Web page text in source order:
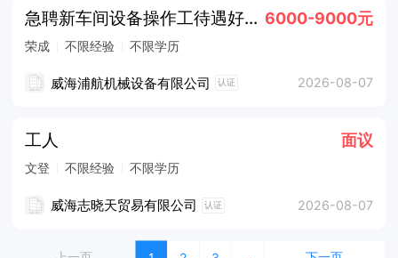
急聘新车间设备操作工待遇好五险一金提供食宿 6000-9000元
荣成 不限经验 不限学历
威海浦航机械设备有限公司 认证 2026-08-07
工人 面议
文登 不限经验 不限学历
威海志晓天贸易有限公司 认证 2026-08-07